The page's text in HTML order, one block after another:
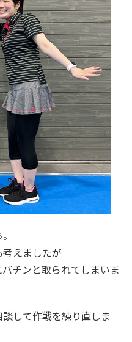
考えましたが
チンと取られてしまいま
して作戦を練り直しま